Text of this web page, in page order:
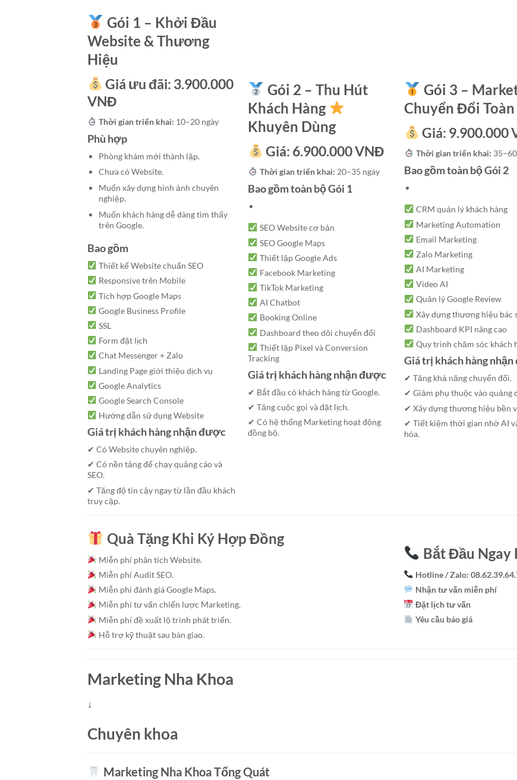
Gói 1 – Khởi Đầu
Website & Thương
Hiệu
Giá ưu đãi: 3.900.000
VNĐ
Thời gian triển khai: 10–20 ngày
Phù hợp
Phòng khám mới thành lập.
Chưa có Website.
Muốn xây dựng hình ảnh chuyên
nghiệp.
Muốn khách hàng dễ dàng tìm thấy
trên Google.
Bao gồm
Thiết kế Website chuẩn SEO
Responsive trên Mobile
Tích hợp Google Maps
Google Business Profile
SSL
Form đặt lịch
Chat Messenger + Zalo
Landing Page giới thiệu dịch vụ
Google Analytics
Google Search Console
Hướng dẫn sử dụng Website
Giá trị khách hàng nhận được
✔ Có Website chuyên nghiệp.
✔ Có nền tảng để chạy quảng cáo và
SEO.
✔ Tăng độ tin cậy ngay từ lần đầu khách
truy cập.
Gói 2 – Thu Hút
Khách Hàng
Khuyên Dùng
Giá: 6.900.000 VNĐ
Thời gian triển khai: 20–35 ngày
Bao gồm toàn bộ Gói 1
SEO Website cơ bản
SEO Google Maps
Thiết lập Google Ads
Facebook Marketing
TikTok Marketing
AI Chatbot
Booking Online
Dashboard theo dõi chuyển đổi
Thiết lập Pixel và Conversion
Tracking
Giá trị khách hàng nhận được
✔ Bắt đầu có khách hàng từ Google.
✔ Tăng cuộc gọi và đặt lịch.
✔ Có hệ thống Marketing hoạt động
đồng bộ.
Gói 3 –
Chuyển Đổi
Giá: 9.900.000
Thời gian triển khai:
Bao gồm toàn bộ Gói 2
CRM quản lý khách hàng
Marketing Automation
Email Marketing
Zalo Marketing
AI Marketing
Video AI
Quản lý Google Review
Xây dựng thương hiệu bác
Dashboard KPI nâng cao
Quy trình chăm sóc khách
Giá trị khách hàng
✔ Tăng khả năng chuyển đổi.
✔ Giảm phụ thuộc vào quảng
✔ Xây dựng thương hiệu bền
✔ Tiết kiệm thời gian nhờ AI
hóa.
Quà Tặng Khi Ký Hợp Đồng
Miễn phí phân tích Website.
Miễn phí Audit SEO.
Miễn phí đánh giá Google Maps.
Miễn phí tư vấn chiến lược Marketing.
Miễn phí đề xuất lộ trình phát triển.
Hỗ trợ kỹ thuật sau bàn giao.
Bắt Đầu Ngay
Hotline / Zalo:
Nhận tư vấn miễn phí
Đặt lịch tư vấn
Yêu cầu báo giá
Marketing Nha Khoa
↓
Chuyên khoa
Marketing Nha Khoa Tổng Quát